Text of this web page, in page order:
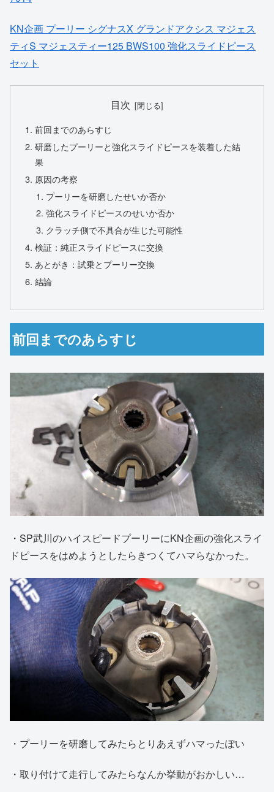
KN企画 プーリー シグナスX グランドアクシス マジェス
ティS マジェスティー125 BWS100 強化スライドピース
セット
目次
前回までのあらすじ
研磨したプーリーと強化スライドピースを装着した結
果
原因の考察
プーリーを研磨したせいか否か
強化スライドピースのせいか否か
クラッチ側で不具合が生じた可能性
検証：純正スライドピースに交換
あとがき：試乗とプーリー交換
結論
前回までのあらすじ
・SP武川のハイスピードプーリーにKN企画の強化スライ
ドピースをはめようとしたらきつくてハマらなかった。
・プーリーを研磨してみたらとりあえずハマったぽい
・取り付けて走行してみたらなんか挙動がおかしい…